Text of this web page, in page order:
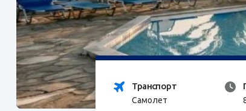
Транспорт
Самолет